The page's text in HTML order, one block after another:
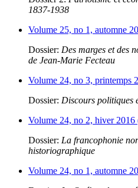
1837-1938
Volume 25, no 1, automne
Dossier: Des marges et des
de Jean-Marie Fecteau
Volume 24, no 3, printemps
Dossier: Discours politiques
Volume 24, no 2, hiver 2016
Dossier: La francophonie
historiographique
Volume 24, no 1, automne